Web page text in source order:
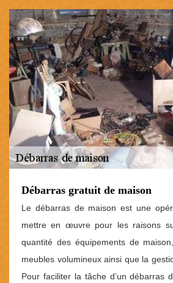
Débarras gratuit de maison
Le débarras de maison est une
mettre en œuvre pour les raisons
quantité des équipements de
meubles volumineux ainsi que la
Pour faciliter la tâche d’un débarras